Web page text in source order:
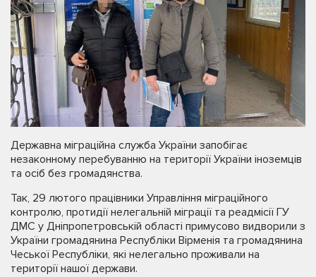
Державна міграційна служба України запобігає
незаконному перебуванню на території України іноземців
та осіб без громадянства.
Так, 29 лютого працівники Управління міграційного
контролю, протидії нелегальній міграції та реадмісії ГУ
ДМС у Дніпропетровській області примусово видворили з
України громадянина Республіки Вірменія та громадянина
Чеської Республіки, які нелегально проживали на
території нашої держави.